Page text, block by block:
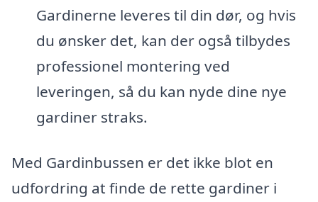
Gardinerne leveres til din dør, og hvis
du ønsker det, kan der også tilbydes
professionel montering ved
leveringen, så du kan nyde dine nye
gardiner straks.
Med Gardinbussen er det ikke blot en
udfordring at finde de rette gardiner i